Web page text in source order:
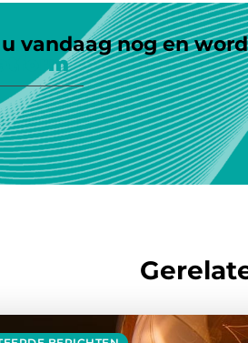
vandaag nog en